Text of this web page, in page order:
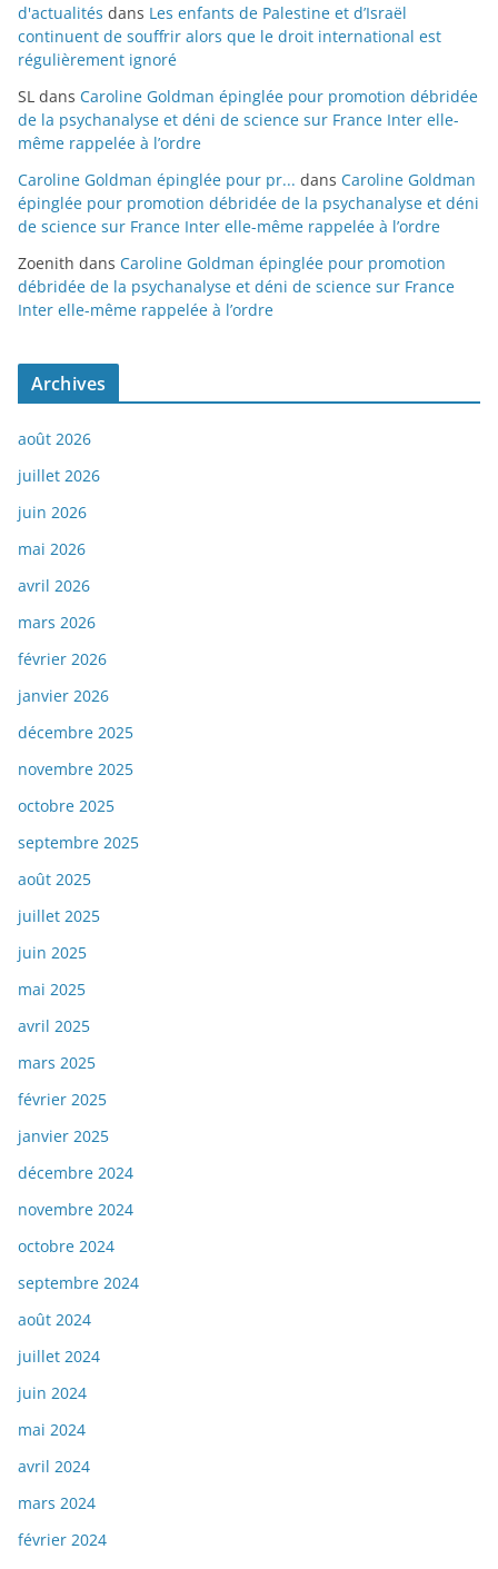
d'actualités dans Les enfants de Palestine et d’Israël
continuent de souffrir alors que le droit international est
régulièrement ignoré
SL dans Caroline Goldman épinglée pour promotion débridée
de la psychanalyse et déni de science sur France Inter elle-
même rappelée à l’ordre
Caroline Goldman épinglée pour pr... dans Caroline Goldman
épinglée pour promotion débridée de la psychanalyse et déni
de science sur France Inter elle-même rappelée à l’ordre
Zoenith dans Caroline Goldman épinglée pour promotion
débridée de la psychanalyse et déni de science sur France
Inter elle-même rappelée à l’ordre
Archives
août 2026
juillet 2026
juin 2026
mai 2026
avril 2026
mars 2026
février 2026
janvier 2026
décembre 2025
novembre 2025
octobre 2025
septembre 2025
août 2025
juillet 2025
juin 2025
mai 2025
avril 2025
mars 2025
février 2025
janvier 2025
décembre 2024
novembre 2024
octobre 2024
septembre 2024
août 2024
juillet 2024
juin 2024
mai 2024
avril 2024
mars 2024
février 2024